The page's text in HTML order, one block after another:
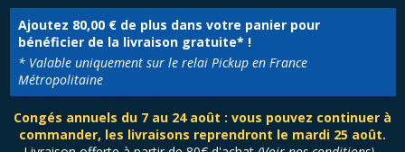
Ajoutez 80,00 €de plus dans votre panier pour
bénéficier de la livraison gratuite* !
* Valable uniquement sur le relai Pickup en France
Métropolitaine
Congés annuels du 7 au 24 août : vous pouvez continuer à
commander, les livraisons reprendront le mardi 25 août.